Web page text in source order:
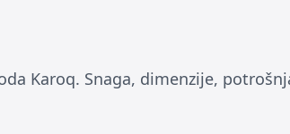
Karoq. Snaga, dimenzije,